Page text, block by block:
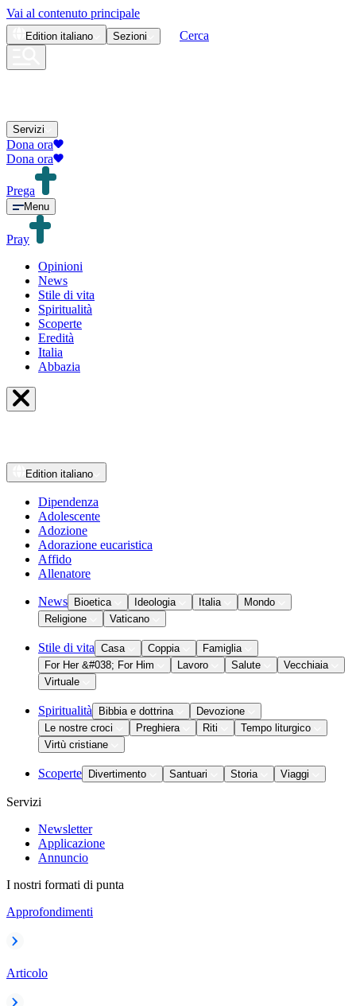
Vai al contenuto principale
Edition italiano Sezioni Cerca
Servizi
Dona ora
Dona ora
Prega
Menu
Pray
Opinioni
News
Stile di vita
Spiritualità
Scoperte
Eredità
Italia
Abbazia
Edition italiano
Dipendenza
Adolescente
Adozione
Adorazione eucaristica
Affido
Allenatore
News Bioetica Ideologia Italia
Mondo
Religione
Vaticano
Stile di vita Casa Coppia
Famiglia
For Her &#038; For Him
Lavoro Salute
Vecchiaia
Virtuale
Spiritualità Bibbia e dottrina
Devozione
Le nostre croci
Preghiera Riti
Tempo liturgico
Virtù cristiane
Scoperte Divertimento Santuari Storia Viaggi
Servizi
Newsletter
Applicazione
Annuncio
I nostri formati di punta
Approfondimenti
Articolo